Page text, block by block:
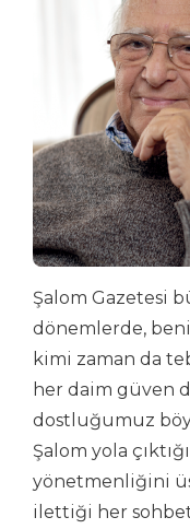
Şalom Gazetesi
dönemlerde,
kimi zaman da
her daim güven
dostluğumuz
Şalom yola
yönetmenliğini
ilettiği her